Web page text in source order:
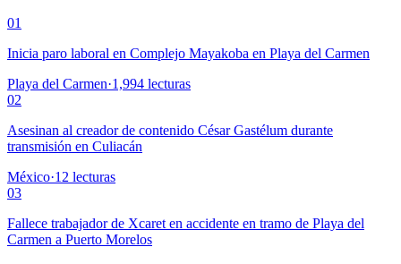
01
Inicia paro laboral en Complejo Mayakoba en Playa del Carmen
Playa del Carmen·1,994 lecturas
02
Asesinan al creador de contenido César Gastélum durante
transmisión en Culiacán
México·12 lecturas
03
Fallece trabajador de Xcaret en accidente en tramo de Playa del
Carmen a Puerto Morelos